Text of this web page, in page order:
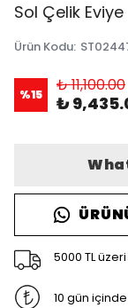
Sol Çelik Eviye
Ürün Kodu:
%15 ₺ 11,100.00
₺
5000 TL
10 gün